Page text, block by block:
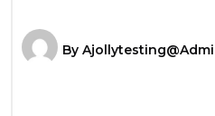
By